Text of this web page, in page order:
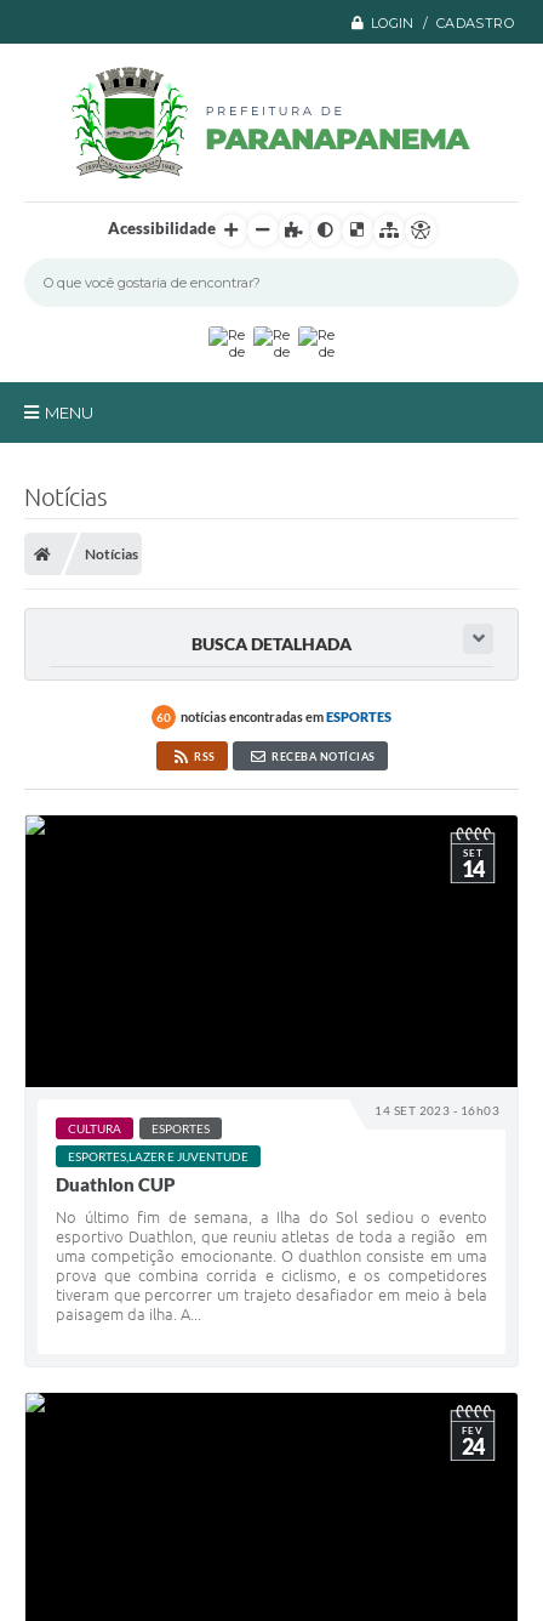
LOGIN / CADASTRO
Acessibilidade
MENU
Legislação
Editais
Secretarias
A Nossa Cidade
Notícias
Notícias
BUSCA DETALHADA
60 notícias encontradas emESPORTES
RSS RECEBA NOTÍCIAS
14 SET 2023 - 16h03
SET
14
CULTURA
ESPORTES
ESPORTES,LAZER E JUVENTUDE
Duathlon CUP
No último fim de semana, a Ilha do Sol sediou o evento
esportivo Duathlon, que reuniu atletas de toda a região em
uma competição emocionante. O duathlon consiste em uma
prova que combina corrida e ciclismo, e os competidores
tiveram que percorrer um trajeto desafiador em meio à bela
paisagem da ilha. A...
FEV
24